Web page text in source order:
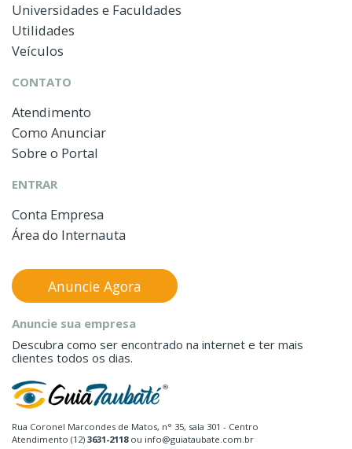
Universidades e Faculdades
Utilidades
Veículos
CONTATO
Atendimento
Como Anunciar
Sobre o Portal
ENTRAR
Conta Empresa
Área do Internauta
Rua Coronel Marcondes de Matos, n° 35, sala 301 - Centro
Atendimento (12) 3631-2118ou info@guiataubate.com.br
Anuncie sua empresa
Descubra como ser encontrado na internet e ter mais
clientes todos os dias.
Anuncie Agora